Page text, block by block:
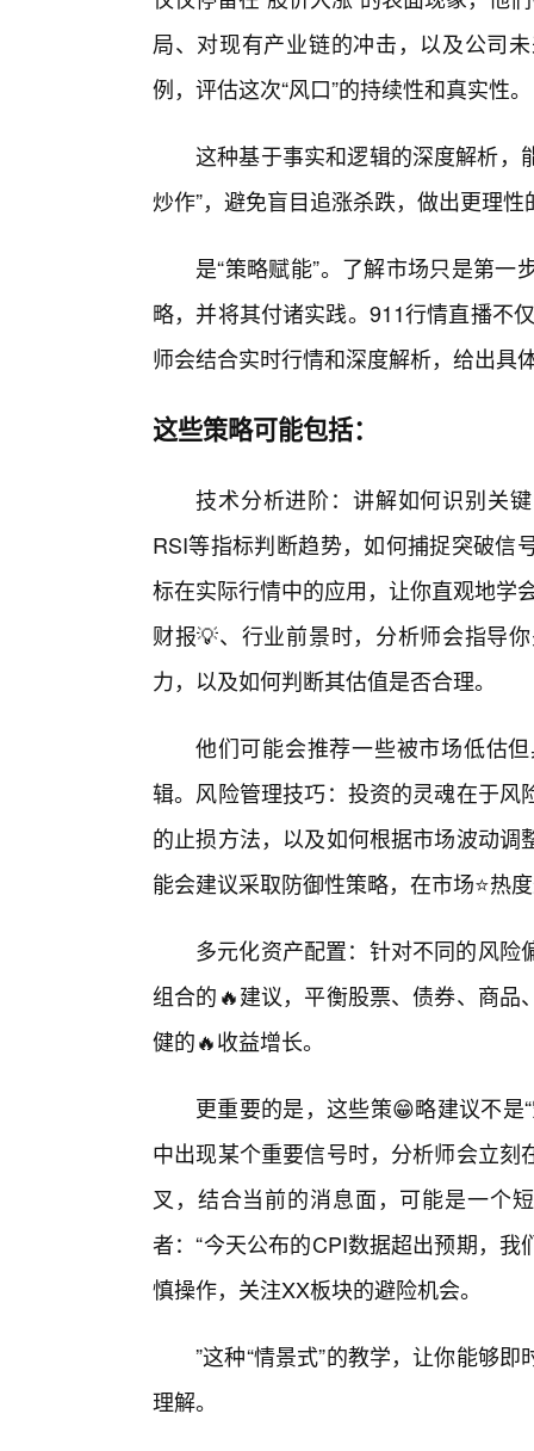
局、对现有产业链的冲击，以及公司
例，评估这次“风口”的持续性和真实性。
这种基于事实和逻辑的深度解析，
炒作”，避免盲目追涨杀跌，做出更理性
是“策略赋能”。了解市场只是第
略，并将其付诸实践。911行情直播不
师会结合实时行情和深度解析，给出具
这些策略可能包括：
技术分析进阶：讲解如何识别关
RSI等指标判断趋势，如何捕捉突破信
标在实际行情中的应用，让你直观地学
财报💡、行业前景时，分析师会指导
力，以及如何判断其估值是否合理。
他们可能会推荐一些被市场低估
辑。风险管理技巧：投资的灵魂在于
的止损方法，以及如何根据市场波动
能会建议采取防御性策略，在市场⭐热
多元化资产配置：针对不同的风
组合的🔥建议，平衡股票、债券、商
健的🔥收益增长。
更重要的是，这些策😁略建议不是
中出现某个重要信号时，分析师会立刻
叉，结合当前的消息面，可能是一个
者：“今天公布的CPI数据超出预期，
慎操作，关注XX板块的避险机会。
”这种“情景式”的教学，让你能够
理解。